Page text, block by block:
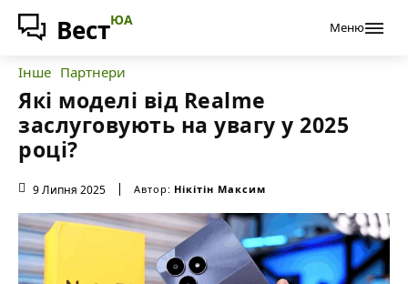
ВестЮА Меню
Інше Партнери
Які моделі від Realme
заслуговують на увагу у 2025
році?
9 Липня 2025 Автор: Нікітін Максим